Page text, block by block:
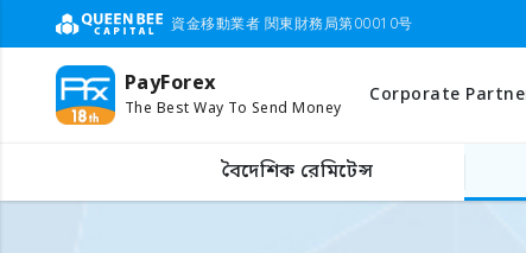
資金移動業者 関東財務局第00010号
PayForex
The Best Way To Send Money
Corporate
বৈদেশিক রেমিটেন্স
বিদেশের মোবাইল টপ আপ মোবাইল ফোন নাম্বার লিখুন